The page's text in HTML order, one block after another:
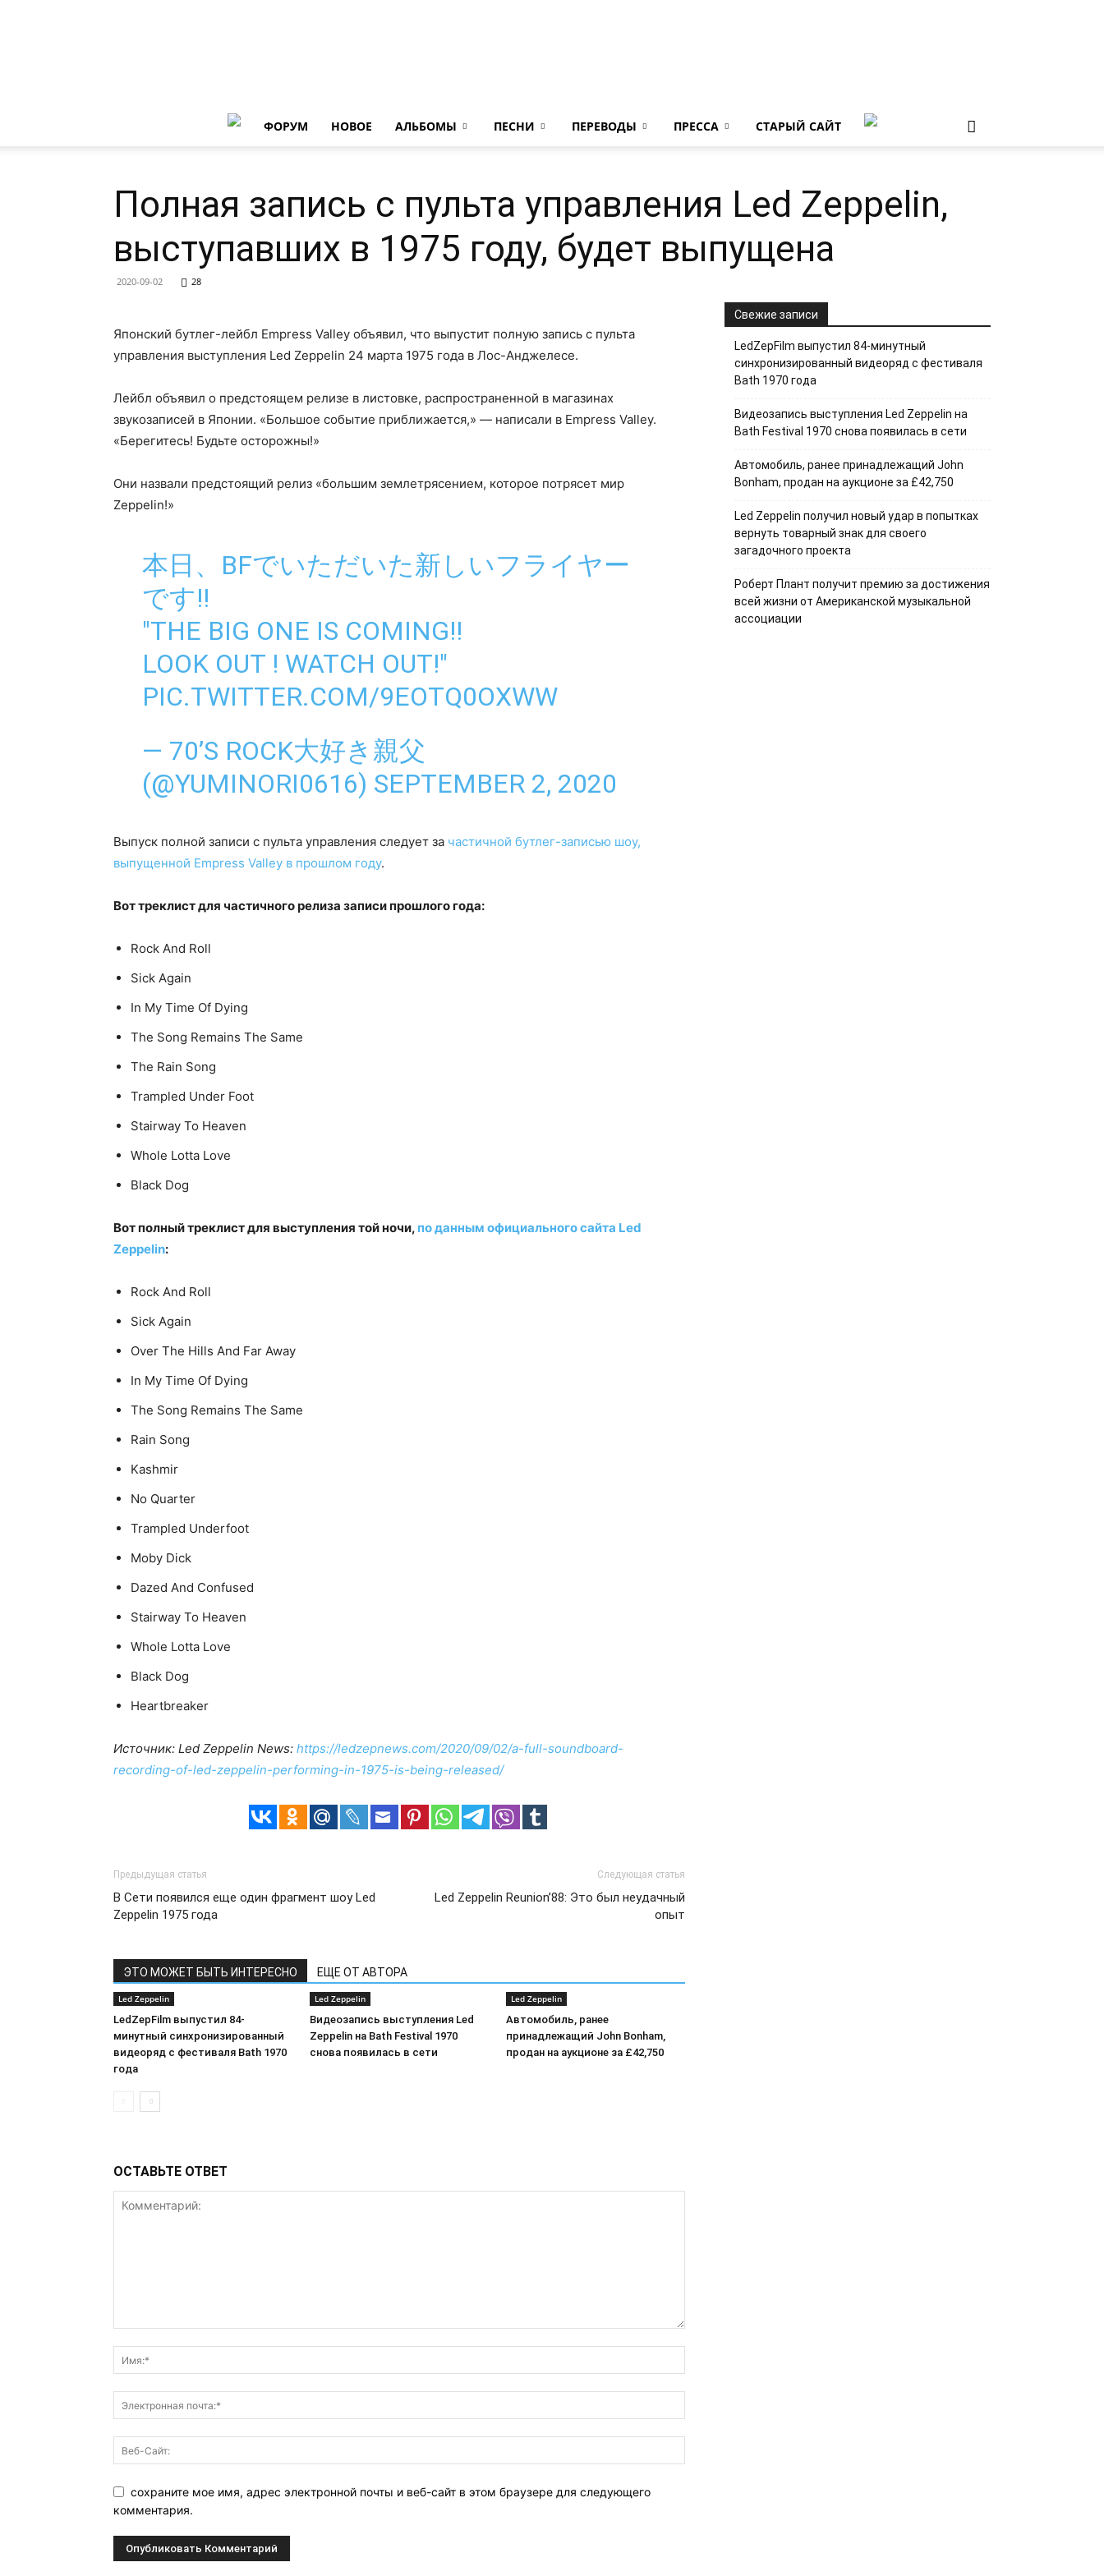
ФОРУМ НОВОE АЛЬБОМЫ ПЕСНИ ПЕРЕВОДЫ ПРЕССА СТАРЫЙ САЙТ
Полная запись с пульта управления Led Zeppelin,
выступавших в 1975 году, будет выпущена
2020-09-02 28
Японский бутлег-лейбл Empress Valley объявил, что выпустит полную запись с пульта
управления выступления Led Zeppelin 24 марта 1975 года в Лос-Анджелесе.
Лейбл объявил о предстоящем релизе в листовке, распространенной в магазинах
звукозаписей в Японии. «Большое событие приближается,» — написали в Empress Valley.
«Берегитесь! Будьте осторожны!»
Они назвали предстоящий релиз «большим землетрясением, которое потрясет мир
Zeppelin!»
本日、BFでいただいた新しいフライヤー
です!!
"THE BIG ONE IS COMING!!
LOOK OUT ! WATCH OUT!"
PIC.TWITTER.COM/9EOTQ0OXWW
— 70’S ROCK大好き親父
(@YUMINORI0616) SEPTEMBER 2, 2020
Выпуск полной записи с пульта управления следует за частичной бутлег-записью шоу,
выпущенной Empress Valley в прошлом году.
Вот треклист для частичного релиза записи прошлого года:
Rock And Roll
Sick Again
In My Time Of Dying
The Song Remains The Same
The Rain Song
Trampled Under Foot
Stairway To Heaven
Whole Lotta Love
Black Dog
Вот полный треклист для выступления той ночи, по данным официального сайта Led
Zeppelin:
Rock And Roll
Sick Again
Over The Hills And Far Away
In My Time Of Dying
The Song Remains The Same
Rain Song
Kashmir
No Quarter
Trampled Underfoot
Moby Dick
Dazed And Confused
Stairway To Heaven
Whole Lotta Love
Black Dog
Heartbreaker
Источник: Led Zeppelin News: https://ledzepnews.com/2020/09/02/a-full-soundboard-
recording-of-led-zeppelin-performing-in-1975-is-being-released/
Предыдущая статья
В Сети появился еще один фрагмент шоу Led
Zeppelin 1975 года
Следующая статья
Led Zeppelin Reunion’88: Это был неудачный
опыт
ЭТО МОЖЕТ БЫТЬ ИНТЕРЕСНО ЕЩЕ ОТ АВТОРА
Led Zeppelin
LedZepFilm выпустил 84-
минутный синхронизированный
видеоряд с фестиваля Bath 1970
года
Led Zeppelin
Видеозапись выступления Led
Zeppelin на Bath Festival 1970
снова появилась в сети
Led Zeppelin
Автомобиль, ранее
принадлежащий John Bonham,
продан на аукционе за £42,750
ОСТАВЬТЕ ОТВЕТ
сохраните мое имя, адрес электронной почты и веб-сайт в этом браузере для следующего
комментария.
Свежие записи
LedZepFilm выпустил 84-минутный
синхронизированный видеоряд с фестиваля
Bath 1970 года
Видеозапись выступления Led Zeppelin на
Bath Festival 1970 снова появилась в сети
Автомобиль, ранее принадлежащий John
Bonham, продан на аукционе за £42,750
Led Zeppelin получил новый удар в попытках
вернуть товарный знак для своего
загадочного проекта
Роберт Плант получит премию за достижения
всей жизни от Американской музыкальной
ассоциации